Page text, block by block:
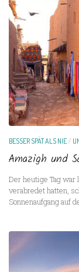
BESSER SPÄT ALS NIE/
Amazigh und
Der heutige Tag
verabredet hatten,
Sonnenaufgang auf